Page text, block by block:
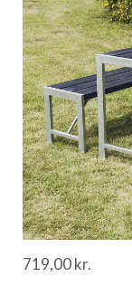
719,00kr.